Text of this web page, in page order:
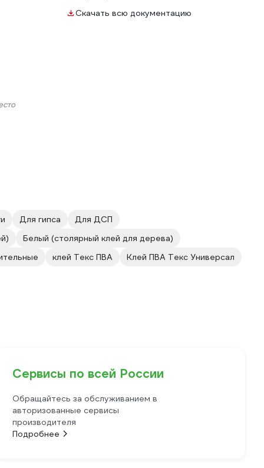
Скачать всю документацию
Для гипса
Для ДСП
Белый (столярный клей для дерева)
клей Текс ПВА Клей ПВА Текс Универсал
Сервисы по всей России
Обращайтесь за обслуживанием в
авторизованные сервисы
производителя
Подробнее